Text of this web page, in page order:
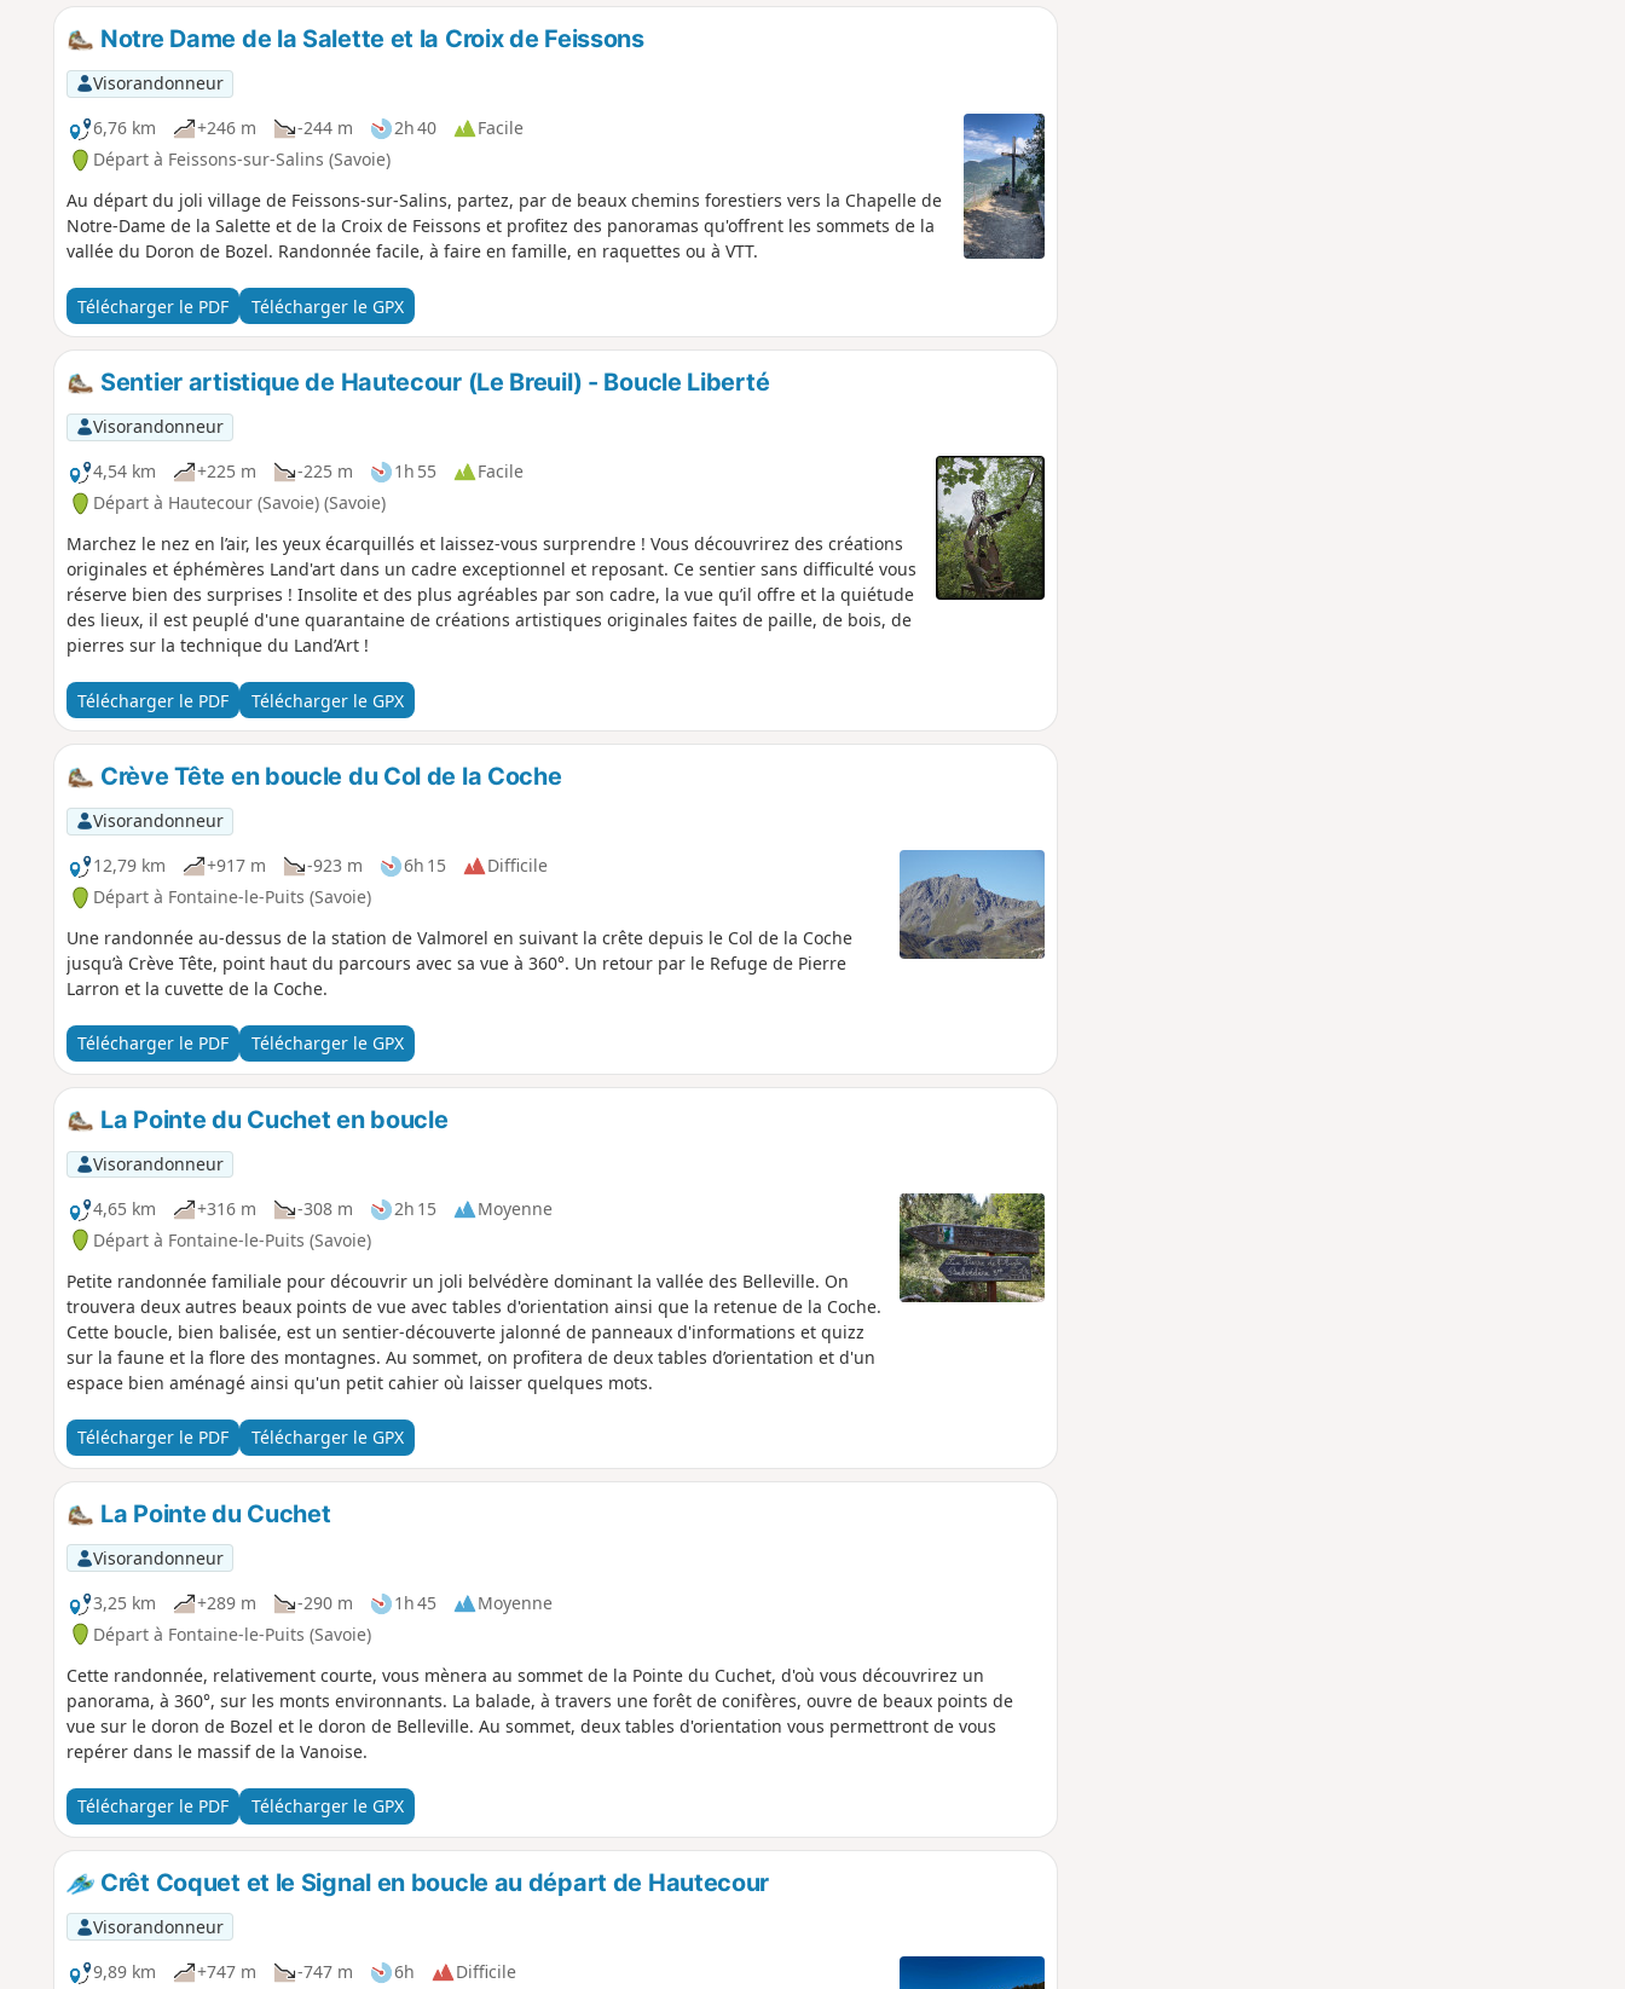
Notre Dame de la Salette et la Croix de Feissons
Visorandonneur
6,76 km
+246 m -244 m 2h 40
Facile
Départ à Feissons-sur-Salins (Savoie)
Au départ du joli village de Feissons-sur-Salins, partez, par de beaux chemins forestiers vers la Chapelle de
Notre-Dame de la Salette et de la Croix de Feissons et profitez des panoramas qu'offrent les sommets de la
vallée du Doron de Bozel. Randonnée facile, à faire en famille, en raquettes ou à VTT.
Télécharger le PDF Télécharger le GPX
Sentier artistique de Hautecour (Le Breuil) - Boucle Liberté
Visorandonneur
4,54 km
+225 m -225 m 1h 55
Facile
Départ à Hautecour (Savoie) (Savoie)
Marchez le nez en l’air, les yeux écarquillés et laissez-vous surprendre ! Vous découvrirez des créations
originales et éphémères Land'art dans un cadre exceptionnel et reposant. Ce sentier sans difficulté vous
réserve bien des surprises ! Insolite et des plus agréables par son cadre, la vue qu’il offre et la quiétude
des lieux, il est peuplé d'une quarantaine de créations artistiques originales faites de paille, de bois, de
pierres sur la technique du Land’Art !
Télécharger le PDF Télécharger le GPX
Crève Tête en boucle du Col de la Coche
Visorandonneur
12,79 km
+917 m -923 m 6h 15
Difficile
Départ à Fontaine-le-Puits (Savoie)
Une randonnée au-dessus de la station de Valmorel en suivant la crête depuis le Col de la Coche
jusqu’à Crève Tête, point haut du parcours avec sa vue à 360°. Un retour par le Refuge de Pierre
Larron et la cuvette de la Coche.
Télécharger le PDF Télécharger le GPX
La Pointe du Cuchet en boucle
Visorandonneur
4,65 km
+316 m -308 m 2h 15
Moyenne
Départ à Fontaine-le-Puits (Savoie)
Petite randonnée familiale pour découvrir un joli belvédère dominant la vallée des Belleville. On
trouvera deux autres beaux points de vue avec tables d'orientation ainsi que la retenue de la Coche.
Cette boucle, bien balisée, est un sentier-découverte jalonné de panneaux d'informations et quizz
sur la faune et la flore des montagnes. Au sommet, on profitera de deux tables d’orientation et d'un
espace bien aménagé ainsi qu'un petit cahier où laisser quelques mots.
Télécharger le PDF Télécharger le GPX
La Pointe du Cuchet
Visorandonneur
3,25 km
+289 m -290 m 1h 45
Moyenne
Départ à Fontaine-le-Puits (Savoie)
Cette randonnée, relativement courte, vous mènera au sommet de la Pointe du Cuchet, d'où vous découvrirez un
panorama, à 360°, sur les monts environnants. La balade, à travers une forêt de conifères, ouvre de beaux points de
vue sur le doron de Bozel et le doron de Belleville. Au sommet, deux tables d'orientation vous permettront de vous
repérer dans le massif de la Vanoise.
Télécharger le PDF Télécharger le GPX
Crêt Coquet et le Signal en boucle au départ de Hautecour
Visorandonneur
9,89 km
+747 m -747 m 6h
Difficile